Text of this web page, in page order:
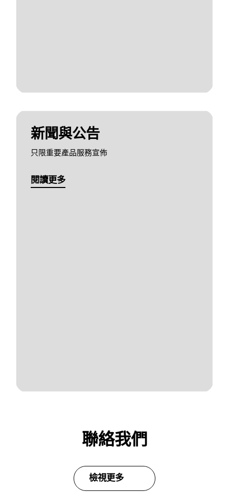
新聞與公告
只限重要產品服務宣佈
閱讀更多
聯絡我們
檢視更多